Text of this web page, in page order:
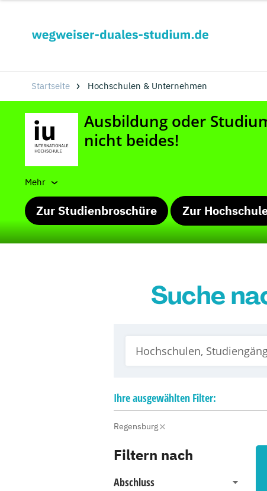
Startseite Hochschulen & Unternehmen
Mehr
Zur Studienbroschüre Zur
Suche
Ihreausgewählten Filter:
Regensburg
Filtern nach
Abschluss